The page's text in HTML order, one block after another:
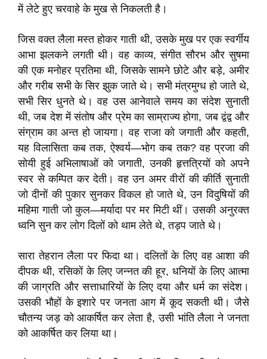
में लेटे हुए चरवाहे के मुख से निकलती है।
जिस वक्त लैला मस्त होकर गाती थी, उसके मुख पर एक स्वर्गीय
आभा झलकने लगती थी। वह काव्य, संगीत सौरभ और सुषमा
की एक मनोहर प्रतिमा थी, जिसके सामने छोटे और बड़े, अमीर
और गरीब सभी के सिर झुक जाते थे। सभी मंत्रमुग्ध हो जाते थे,
सभी सिर धुनते थे। वह उस आनेवाले समय का संदेश सुनाती
थी, जब देश में संतोष और प्रेम का साम्राज्य होगा, जब द्वंद्व और
संग्राम का अन्त हो जायगा। वह राजा को जगाती और कहती,
यह विलासिता कब तक, ऐश्वर्य—भोग कब तक? वह प्रजा की
सोयी हुई अभिलाषाओं को जगाती, उनकी हृत्तत्रियों को अपने
स्वर से कम्पित कर देती। वह उन अमर वीरों की कीर्ति सुनाती
जो दीनों की पुकार सुनकर विकल हो जाते थे, उन विदुषियों की
महिमा गाती जो कुल—मर्यादा पर मर मिटी थीं। उसकी अनुरक्त
ध्वनि सुन कर लोग दिलों को थाम लेते थे, तड़प जाते थे।
सारा तेहरान लैला पर फिदा था। दलितों के लिए वह आशा की
दीपक थी, रसिकों के लिए जन्नत की हूर, धनियों के लिए आत्मा
की जाग्रति और सत्ताधारियों के लिए दया और धर्म का संदेश।
उसकी भौहों के इशारे पर जनता आग में कूद सकती थी। जैसे
चौतन्य जड़ को आकर्षित कर लेता है, उसी भांति लैला ने जनता
को आकर्षित कर लिया था।